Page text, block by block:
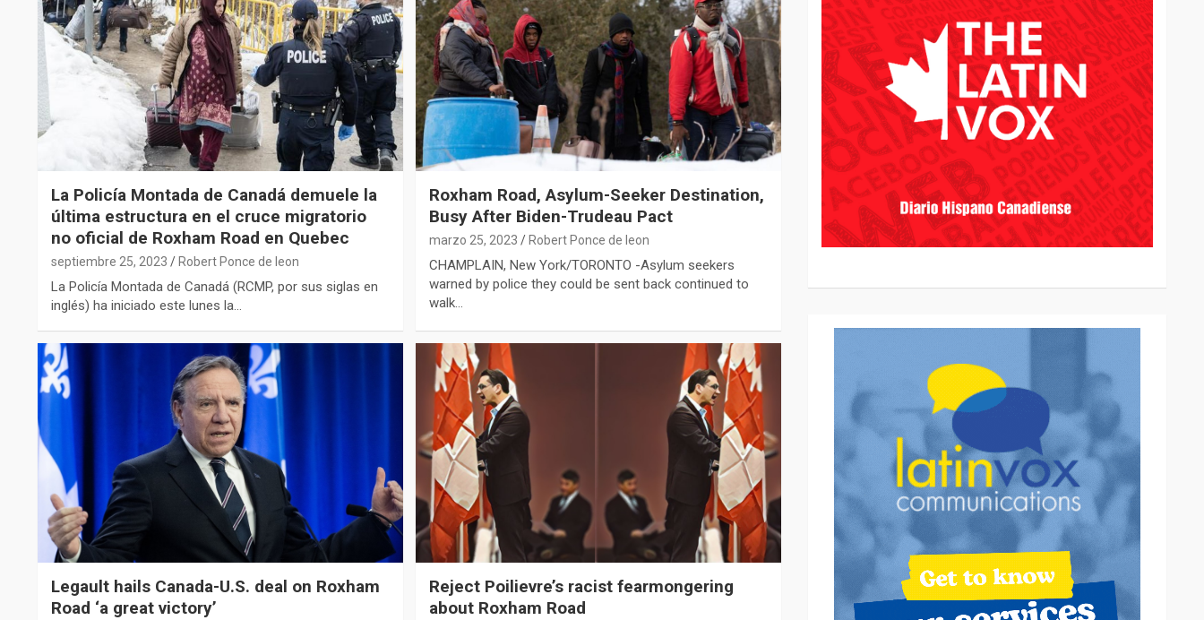
La Policía Montada de Canadá demuele la
última estructura en el cruce migratorio
no oficial de Roxham Road en Quebec
septiembre 25, 2023 Robert Ponce de leon
La Policía Montada de Canadá (RCMP, por sus siglas en
inglés) ha iniciado este lunes la…
Roxham Road, Asylum-Seeker Destination,
Busy After Biden-Trudeau Pact
marzo 25, 2023 Robert Ponce de leon
CHAMPLAIN, New York/TORONTO -Asylum seekers
warned by police they could be sent back continued to
walk…
Legault hails Canada-U.S. deal on Roxham
Road ‘a great victory’
Reject Poilievre’s racist fearmongering
about Roxham Road